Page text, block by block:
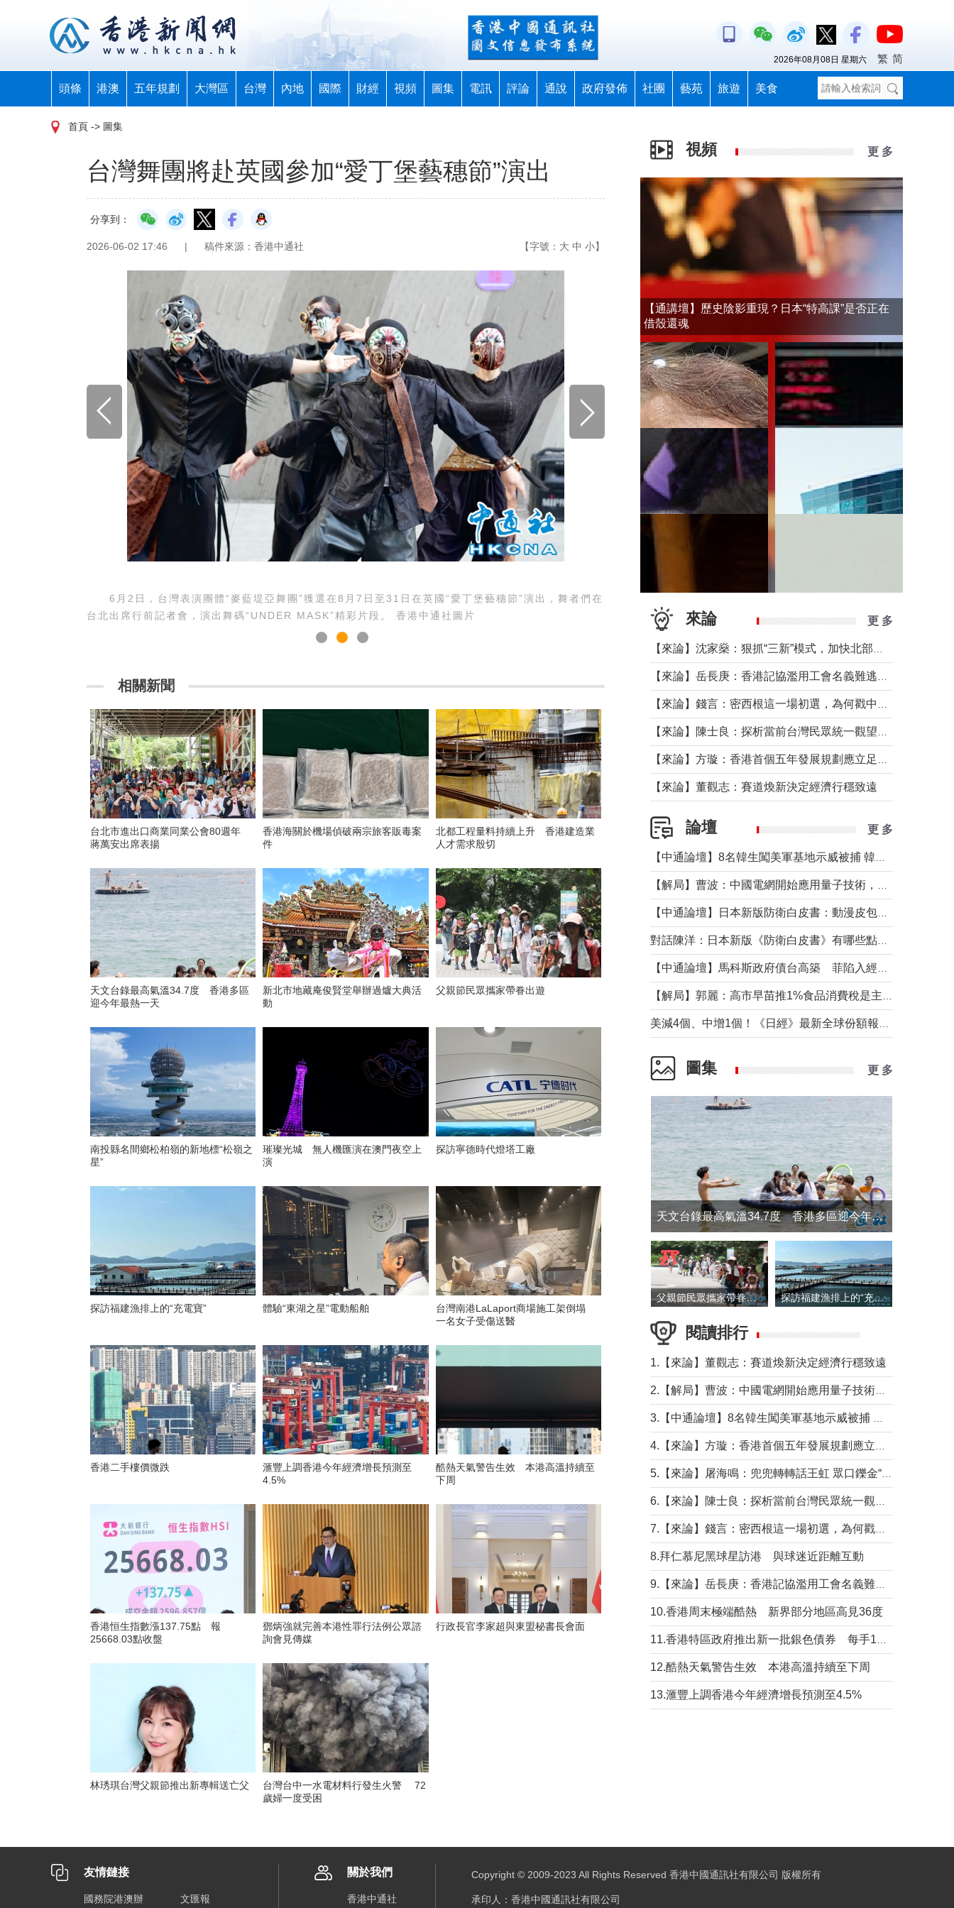
頭條 港澳 五年規劃 大灣區 台灣 內地 國際 財經 視頻 圖集 電訊 評論 通說 政府發佈 社團 藝苑 旅遊 美食
2026年08月08日 星期六 繁 简
首頁 -> 圖集
台灣舞團將赴英國參加“愛丁堡藝穗節”演出
分享到：
2026-06-02 17:46 | 稿件來源：香港中通社 【字號： 大 中 小】
6月2日，台灣表演團體“麥藍堤亞舞團”獲選在8月7日至31日在英國“愛丁堡藝穗節”演出，舞者們在
台北出席行前記者會，演出舞碼“UNDER MASK”精彩片段。 香港中通社圖片
相關新聞
台北市進出口商業同業公會80週年
蔣萬安出席表揚
香港海關於機場偵破兩宗旅客販毒案
件
北都工程量料持續上升 香港建造業
人才需求殷切
天文台錄最高氣溫34.7度 香港多區
迎今年最熱一天
新北市地藏庵俊賢堂舉辦過爐大典活
動
父親節民眾攜家帶眷出遊
南投縣名間鄉松柏嶺的新地標“松嶺之
星”
璀璨光城 無人機匯演在澳門夜空上
演
探訪寧德時代燈塔工廠
探訪福建漁排上的“充電寶” 體驗“東湖之星”電動船舶
台灣南港LaLaport商場施工架倒塌
一名女子受傷送醫
香港二手樓價微跌
滙豐上調香港今年經濟增長預測至
4.5%
酷熱天氣警告生效 本港高溫持續至
下周
香港恒生指數漲137.75點 報
25668.03點收盤
鄧炳強就完善本港性罪行法例公眾諮
詢會見傳媒
行政長官李家超與東盟秘書長會面
林琇琪台灣父親節推出新專輯送亡父
台灣台中一水電材料行發生火警 72
歲婦一度受困
視頻 更 多
【通講壇】歷史陰影重現？日本“特高課”是否正在
借殼還魂
來論 更 多
【來論】董觀志：賽道煥新決定經濟行穩致遠
論壇 更 多
圖集 更 多
天文台錄最高氣溫34.7度 香港多區迎今年最熱一天
父親節民眾攜家帶眷出遊 探訪福建漁排上的“充電寶”
閱讀排行
1.【來論】董觀志：賽道煥新決定經濟行穩致遠
8.拜仁慕尼黑球星訪港 與球迷近距離互動
10.香港周末極端酷熱 新界部分地區高見36度
12.酷熱天氣警告生效 本港高溫持續至下周
13.滙豐上調香港今年經濟增長預測至4.5%
友情鏈接
國務院港澳辦 文匯報
關於我們
香港中通社
Copyright © 2009-2023 All Rights Reserved 香港中國通訊社有限公司 版權所有
承印人：香港中國通訊社有限公司